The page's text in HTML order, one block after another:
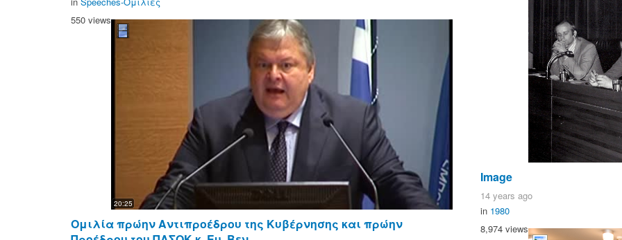
550 views
20:25
Ομιλία πρώην Αντιπροέδρου της Κυβέρνησης και πρώην
Image
14 years ago
in 1980
8,974 views